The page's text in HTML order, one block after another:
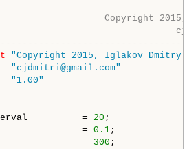
Copyright
"Copyright 2015, Iglakov
"cjdmitri@gmail.com"
"1.00"
= 20
= 0.1
= 300